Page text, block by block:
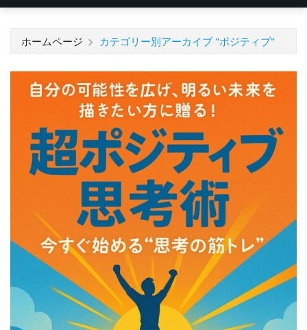
ホームページ カテゴリー別アーカイブ "ポジティブ"